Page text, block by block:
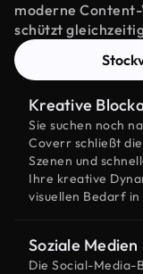
moderne
schützt
Kreative
Sie suchen noch
Coverr schließt
Szenen und
Ihre kreative
visuellen Bedarf
Soziale Medien
Die Social-Media-